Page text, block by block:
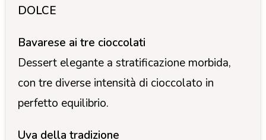
DOLCE
Bavarese ai tre cioccolati
Dessert elegante a stratificazione morbida,
con tre diverse intensità di cioccolato in
perfetto equilibrio.
Uva della tradizione